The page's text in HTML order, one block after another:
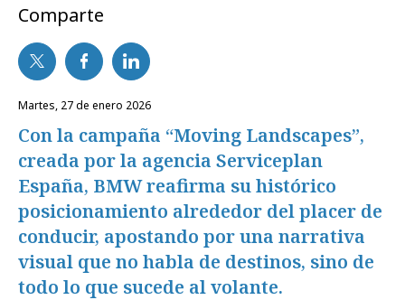
Comparte
martes, 27 de enero 2026
Con la campaña “Moving Landscapes”,
creada por la agencia Serviceplan
España, BMW reafirma su histórico
posicionamiento alrededor del placer de
conducir, apostando por una narrativa
visual que no habla de destinos, sino de
todo lo que sucede al volante.